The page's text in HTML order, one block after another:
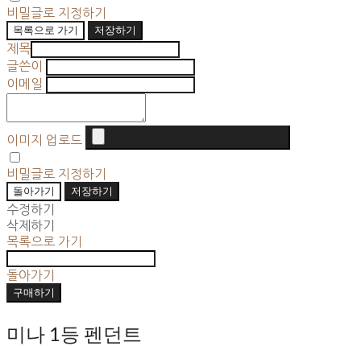
비밀글로 지정하기
목록으로 가기
저장하기
제목
글쓴이
이메일
이미지 업로드
비밀글로 지정하기
돌아가기
저장하기
수정하기
삭제하기
목록으로 가기
돌아가기
구매하기
미나 1등 펜던트